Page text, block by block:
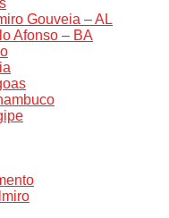
Gouveia – AL
Afonso – BA